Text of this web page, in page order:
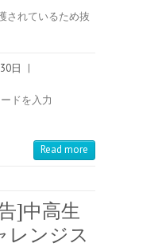
されているため抜
日
|
ドを入力
Read more
]中高生
レンジス